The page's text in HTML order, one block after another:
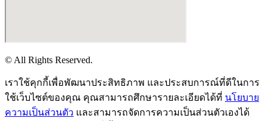
© All Rights Reserved.
เราใช้คุกกี้เพื่อพัฒนาประสิทธิภาพ และประสบการณ์ที่ดีในการ
ใช้เว็บไซต์ของคุณ คุณสามารถศึกษารายละเอียดได้ที่ นโยบาย
ความเป็นส่วนตัว และสามารถจัดการความเป็นส่วนตัวเองได้